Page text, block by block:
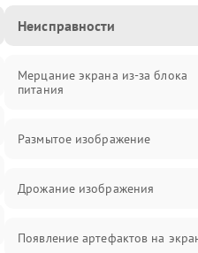
Неисправности
Мерцание экрана из-за блока
питания
Размытое изображение
Дрожание изображения
Появление артефактов на